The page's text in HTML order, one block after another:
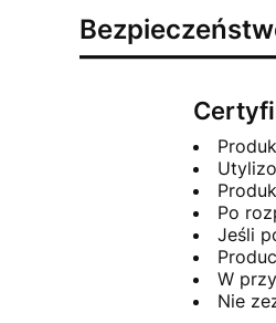
Po
Jeśli
W
Nie